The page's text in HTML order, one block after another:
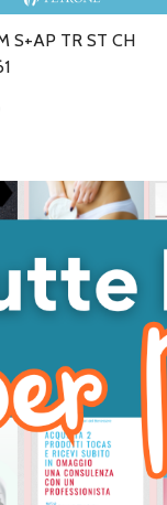
S+AP TR ST CH